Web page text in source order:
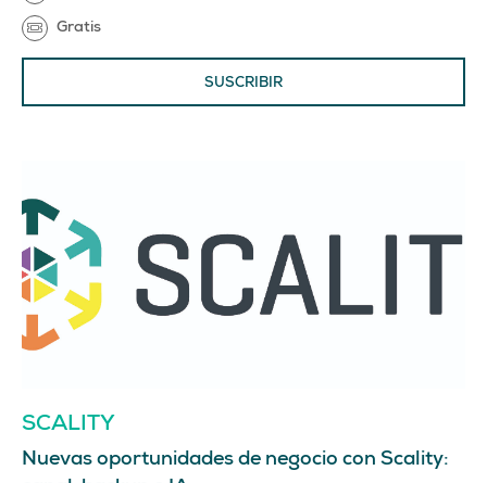
Gratis
SUSCRIBIR
SCALITY
Nuevas oportunidades de negocio con Scality: